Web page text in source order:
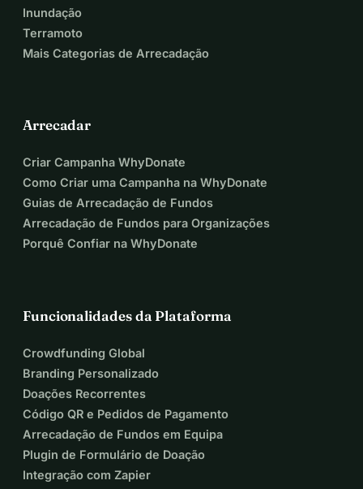
Inundação
Terramoto
Mais Categorias de Arrecadação
Arrecadar
Criar Campanha WhyDonate
Como Criar uma Campanha na WhyDonate
Guias de Arrecadação de Fundos
Arrecadação de Fundos para Organizações
Porquê Confiar na WhyDonate
Funcionalidades da Plataforma
Crowdfunding Global
Branding Personalizado
Doações Recorrentes
Código QR e Pedidos de Pagamento
Arrecadação de Fundos em Equipa
Plugin de Formulário de Doação
Integração com Zapier